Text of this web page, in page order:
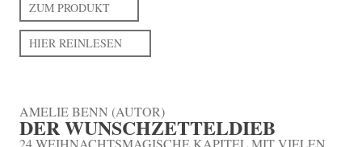
ZUM PRODUKT
HIER REINLESEN
AMELIE BENN (AUTOR)
DER WUNSCHZETTELDIEB
24 WEIHNACHTSMAGISCHE KAPITEL MIT VIELEN